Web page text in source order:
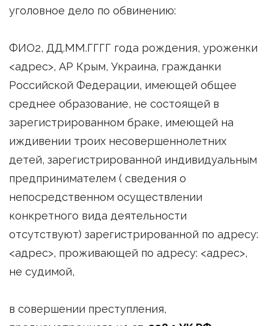
уголовное дело по обвинению:
ФИО2, ДД.ММ.ГГГГ года рождения, уроженки
<адрес>, АР Крым, Украина, гражданки
Российской Федерации, имеющей общее
среднее образование, не состоящей в
зарегистрированном браке, имеющей на
иждивении троих несовершеннолетних
детей, зарегистрированной индивидуальным
предпринимателем ( сведения о
непосредственном осуществлении
конкретного вида деятельности
отсутствуют) зарегистрированной по адресу:
<адрес>, проживающей по адресу: <адрес>,
не судимой,
в совершении преступления,